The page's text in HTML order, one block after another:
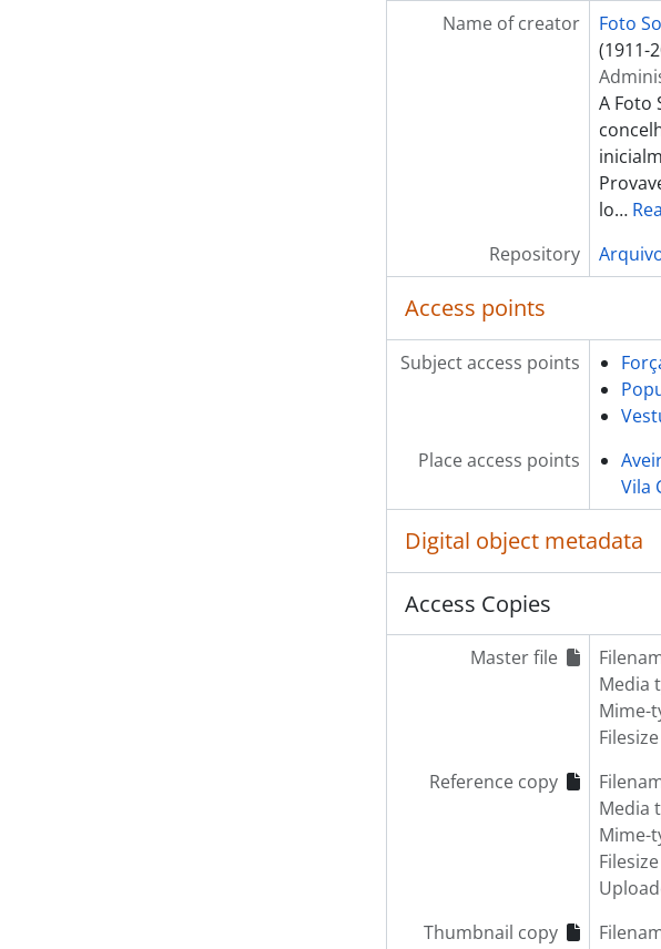
[Item]
[Item] Retrato
[Item] Retrato
[Item] Retrato
[Item] Retrato
[Item] Retrato
[Item] Retrato
[Item] Retrato
[Item] Retrato
[Item] Retrato
[Item] Retrato
[Item] Retrato
[Item] Retrato
[Item] Retrato
[Item] Retrato
[Item] Retrato
[Item] Retrato
[Part] TRANSPORTES
[Part] OBRAS PÚBLICAS
[Part] INSTITUIÇÕES
[Part] ASSOCIAÇÕES
[Part] EMPRESAS
[Series] Álbuns de
[Series] Livros de
Name of creator
Foto
(1911-
A Foto
lo…
Repository
Access points
Subject access points
Place access points
Vila
Digital object metadata
Access Copies
Master file
Media
Mime-
Filesize
Reference copy
Media
Mime-
Filesize
Thumbnail copy